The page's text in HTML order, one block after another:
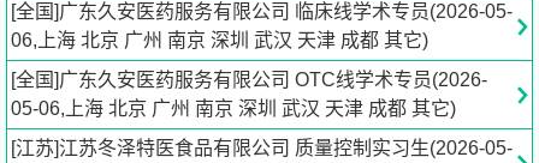
2、根据负责区域的推广方案进行推广活动的筹备和实施，
并按既定要求完成，对工作情况及相关信息及时准确汇报；
3、收集并及时向公司反馈相关市场信息；
[全国]广东久安医药服务有限公司 临床线学术专员(2026-05-
06,上海 北京 广州 南京 深圳 武汉 天津 成都 其它)
[全国]广东久安医药服务有限公司 OTC线学术专员(2026-
05-06,上海 北京 广州 南京 深圳 武汉 天津 成都 其它)
[江苏]江苏冬泽特医食品有限公司 质量控制实习生(2026-05-